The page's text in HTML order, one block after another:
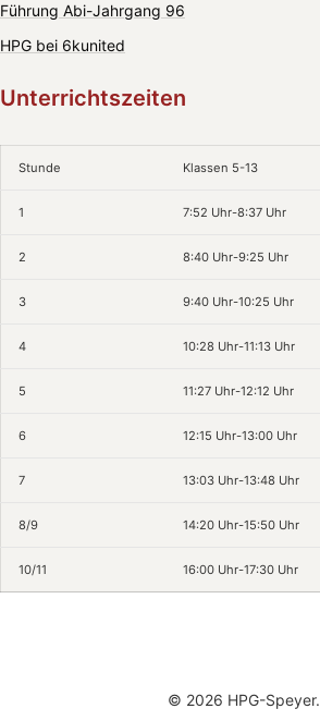
Führung Abi-Jahrgang 96
HPG bei 6kunited
Unterrichtszeiten
Stunde Klassen 5-13
1 7:52 Uhr-8:37 Uhr
2 8:40 Uhr-9:25 Uhr
3 9:40 Uhr-10:25 Uhr
4 10:28 Uhr-11:13 Uhr
5 11:27 Uhr-12:12 Uhr
6 12:15 Uhr-13:00 Uhr
7 13:03 Uhr-13:48 Uhr
8/9 14:20 Uhr-15:50 Uhr
10/11 16:00 Uhr-17:30 Uhr
© 2026 HPG-Speyer.